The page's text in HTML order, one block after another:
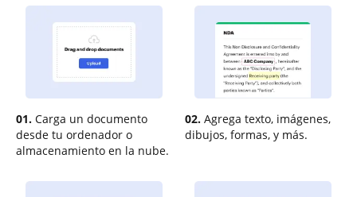
01. Carga un documento
desde tu ordenador o
almacenamiento en la nube.
02. Agrega texto, imágenes,
dibujos, formas, y más.